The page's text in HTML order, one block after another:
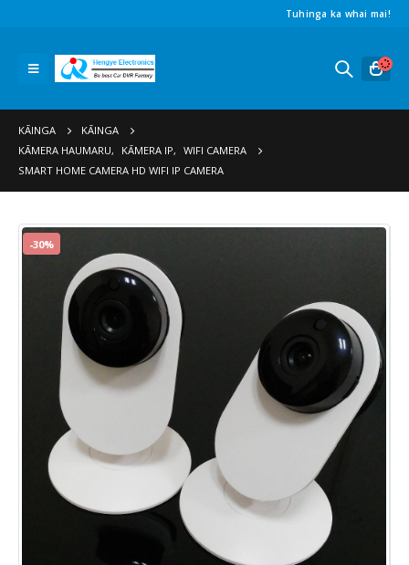
Tuhinga ka whai mai!
KĀINGA
KĀINGA
KĀMERA HAUMARU, KĀMERA IP, WIFI CAMERA
SMART HOME CAMERA HD WIFI IP CAMERA
-30%